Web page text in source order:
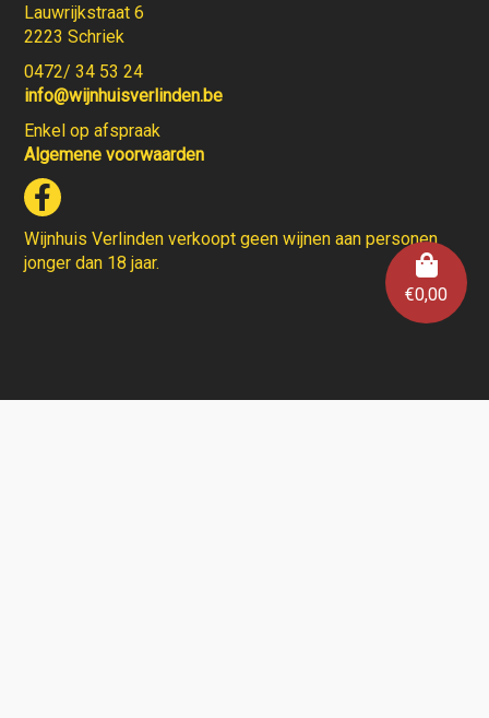
€0,00
Lauwrijkstraat 6
2223 Schriek
0472/ 34 53 24
info@wijnhuisverlinden.be
Enkel op afspraak
Algemene voorwaarden
Wijnhuis Verlinden verkoopt geen wijnen aan personen
jonger dan 18 jaar.
Aarzel niet en contacteer ons